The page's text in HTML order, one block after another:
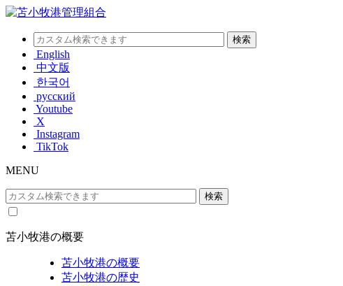
English
中文版
한국어
русский
Youtube
X
Instagram
TikTok
MENU
苫小牧港の概要
苫小牧港の概要
苫小牧港の歴史